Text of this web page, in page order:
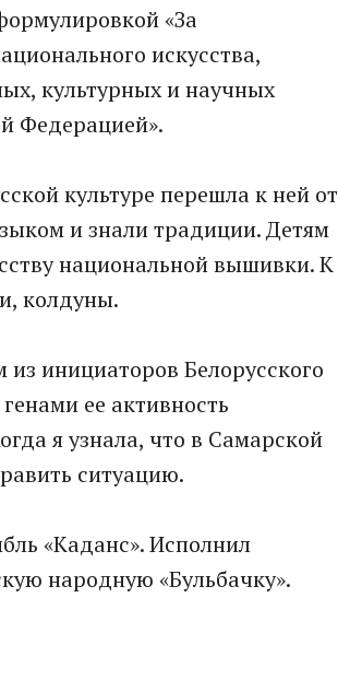
«За
искусства,
культурных и научных
Федерацией».
культуре перешла к ней от
и знали традиции. Детям
национальной вышивки. К
колдуны.
инициаторов Белорусского
ее активность
я узнала, что в Самарской
ситуацию.
«Каданс». Исполнил
народную «Бульбачку».